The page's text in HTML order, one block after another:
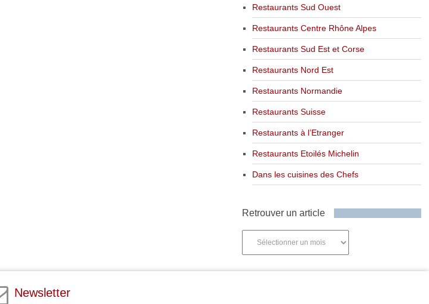
Restaurants Sud Ouest
Restaurants Centre Rhône Alpes
Restaurants Sud Est et Corse
Restaurants Nord Est
Restaurants Normandie
Restaurants Suisse
Restaurants à l’Etranger
Restaurants Etoilés Michelin
Dans les cuisines des Chefs
Retrouver un article
Newsletter